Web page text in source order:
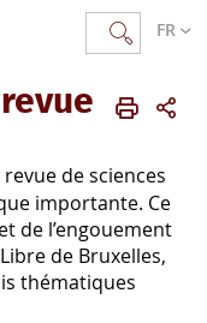
FR
présentation revue
de sciences
importante. Ce
de l’engouement
de Bruxelles,
thématiques